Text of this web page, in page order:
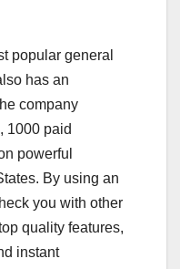
popular general
has an
company
1000 paid
powerful
By using an
you with other
quality features,
instant